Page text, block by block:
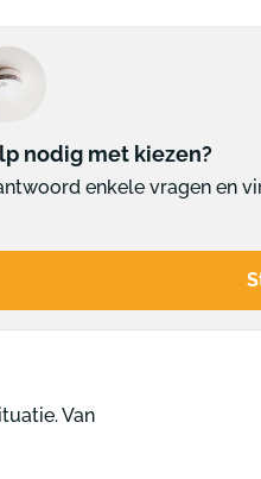
nodig met kiezen?
enkele vragen en
Van